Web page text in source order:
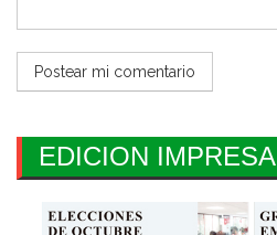
EDICION IMPRESA